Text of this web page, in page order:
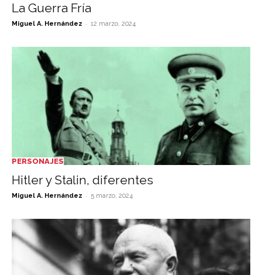
La Guerra Fría
Miguel A. Hernández - 12 marzo, 2024
PERSONAJES
Hitler y Stalin, diferentes
Miguel A. Hernández - 5 marzo, 2024